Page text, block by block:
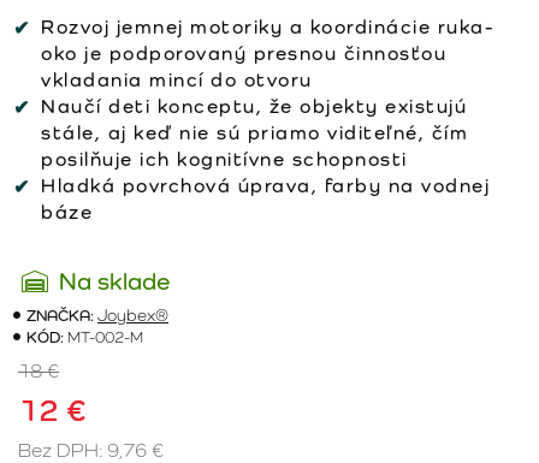
Rozvoj jemnej motoriky a koordinácie ruka-
oko je podporovaný presnou činnosťou
vkladania mincí do otvoru
Naučí deti konceptu, že objekty existujú
stále, aj keď nie sú priamo viditeľné, čím
posilňuje ich kognitívne schopnosti
Hladká povrchová úprava, farby na vodnej
báze
Na sklade
ZNAČKA:Joybex®
KÓD: MT-002-M
12 €
18 €
Bez DPH: 9,76 €